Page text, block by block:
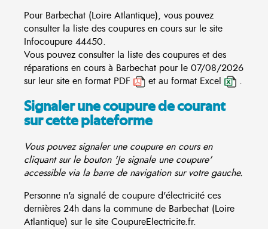
Pour Barbechat (Loire Atlantique), vous pouvez
consulter la liste des coupures en cours sur le site
Infocoupure 44450.
Vous pouvez consulter la liste des coupures et des
réparations en cours à Barbechat pour le 07/08/2026
sur leur site en format PDF
et au format Excel .
Signaler une coupure de courant
sur cette plateforme
Vous pouvez signaler une coupure en cours en
cliquant sur le bouton 'Je signale une coupure'
accessible via la barre de navigation sur votre gauche.
Personne n'a signalé de coupure d'électricité ces
dernières 24h dans la commune de Barbechat (Loire
Atlantique) sur le site CoupureElectricite.fr.